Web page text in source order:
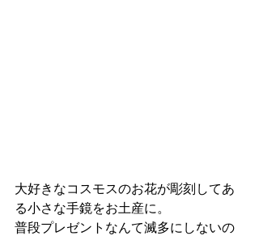
大好きなコスモスのお花が彫刻してあ
る小さな手鏡をお土産に。
普段プレゼントなんて滅多にしないの